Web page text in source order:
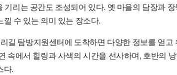
기리는 공간도 조성되어 있다. 옛 마을의 담장과
수 있는 의미 있는 장소다.
길 탐방지원센터에 도착하면 다양한 정보를 얻고
속에서 힐링과 사색의 시간을 선사하며, 호반의
다.